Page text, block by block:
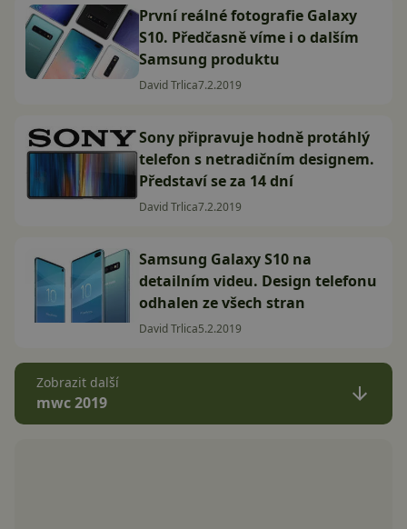
První reálné fotografie Galaxy
S10. Předčasně víme i o dalším
Samsung produktu
David Trlica7.2.2019
Sony připravuje hodně protáhlý
telefon s netradičním designem.
Představí se za 14 dní
David Trlica7.2.2019
Samsung Galaxy S10 na
detailním videu. Design telefonu
odhalen ze všech stran
David Trlica5.2.2019
Zobrazit další
mwc 2019